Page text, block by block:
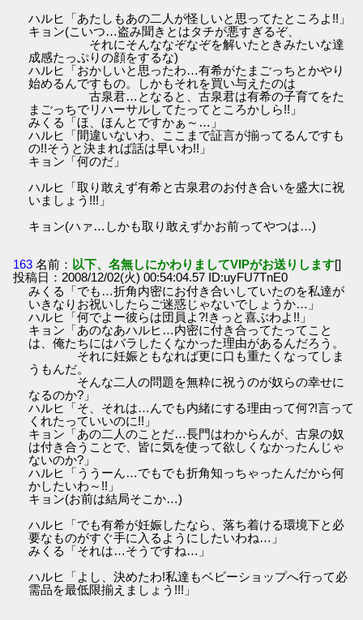
ハルヒ「あたしもあの二人が怪しいと思ってたところよ!!」
キョン(こいつ…盗み聞きとはタチが悪すぎるぞ、
それにそんななぞなぞを解いたときみたいな達
成感たっぷりの顔をするな)
ハルヒ「おかしいと思ったわ…有希がたまごっちとかやり
始めるんですもの。しかもそれを買い与えたのは
古泉君…となると、古泉君は有希の子育てをた
まごっちでリハーサルしてたってところかしら!!」
みくる「ほ、ほんとですかぁ～…」
ハルヒ「間違いないわ、ここまで証言が揃ってるんですも
の!!そうと決まれば話は早いわ!!」
キョン「何のだ」
ハルヒ「取り敢えず有希と古泉君のお付き合いを盛大に祝
いましょう!!!」
キョン(ハァ…しかも取り敢えずかお前ってやつは…)
163 名前： 以下、名無しにかわりましてVIPがお送りします[]
投稿日：2008/12/02(火) 00:54:04.57 ID:uyFU7TnE0
みくる「でも…折角内密にお付き合いしていたのを私達が
いきなりお祝いしたらご迷惑じゃないでしょうか…」
ハルヒ「何でよー彼らは団員よ?!きっと喜ぶわよ!!」
キョン「あのなあハルヒ…内密に付き合ってたってこと
は、俺たちにはバラしたくなかった理由があるんだろう。
それに妊娠ともなれば更に口も重たくなってしま
うもんだ。
そんな二人の問題を無粋に祝うのが奴らの幸せに
なるのか?」
ハルヒ「そ、それは…んでも内緒にする理由って何?!言って
くれたっていいのに!!」
キョン「あの二人のことだ…長門はわからんが、古泉の奴
は付き合うことで、皆に気を使って欲しくなかったんじゃ
ないのか?」
ハルヒ「ううーん…でもでも折角知っちゃったんだから何
かしたいわ～!!」
キョン(お前は結局そこか…)
ハルヒ「でも有希が妊娠したなら、落ち着ける環境下と必
要なものがすぐ手に入るようにしたいわね…」
みくる「それは…そうですね…」
ハルヒ「よし、決めたわ!私達もベビーショップへ行って必
需品を最低限揃えましょう!!!」